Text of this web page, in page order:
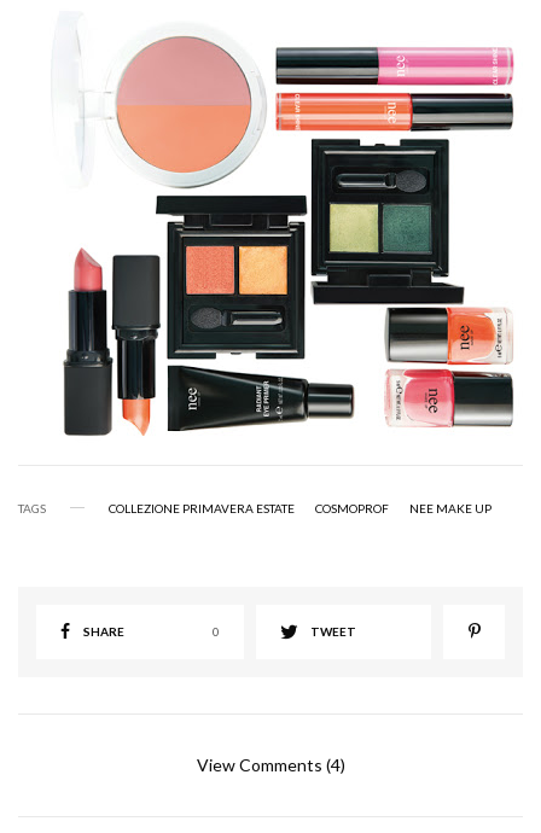
TAGS COLLEZIONE PRIMAVERA ESTATE COSMOPROF NEE MAKE UP
SHARE 0 TWEET
View Comments (4)